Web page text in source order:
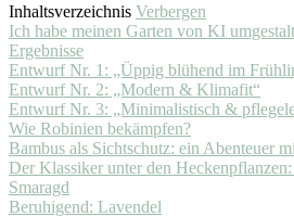
Inhaltsverzeichnis Verbergen
Ich habe meinen Garten von KI
Ergebnisse
Entwurf Nr. 1: „Üppig blühend im
Entwurf Nr. 2: „Modern & Klimafit“
Entwurf Nr. 3: „Minimalistisch &
Wie Robinien bekämpfen?
Bambus als Sichtschutz: ein Abenteuer
Der Klassiker unter den
Smaragd
Beruhigend: Lavendel